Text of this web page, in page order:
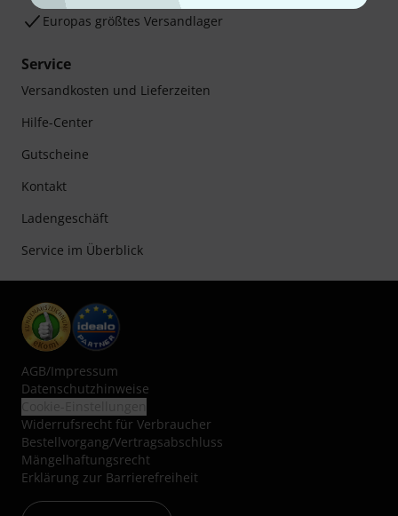
Europas größtes Versandlager
Service
Versandkosten und Lieferzeiten
Hilfe-Center
Gutscheine
Kontakt
Ladengeschäft
Service im Überblick
AGB/Impressum
Datenschutzhinweise
Widerrufsrecht für Verbraucher
Bestellvorgang/Vertragsabschluss
Mängelhaftungsrecht
Erklärung zur Barrierefreiheit